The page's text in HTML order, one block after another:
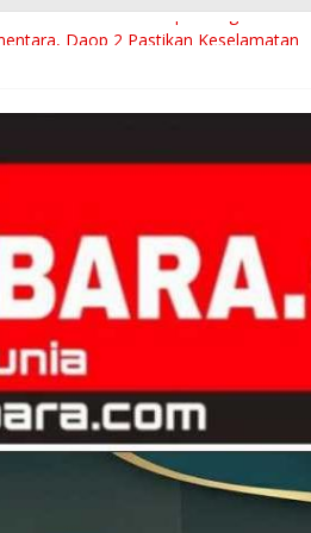
Normal Pasca Gempa Pangandaran
Selamat HUT RI ke-81
Diky Candra Tugaskan Inspektorat